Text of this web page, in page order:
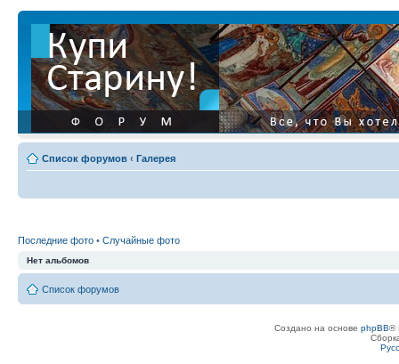
Список форумов ‹ Галерея
Последние фото • Случайные фото
Нет альбомов
Список форумов
Создано на основе phpBB®